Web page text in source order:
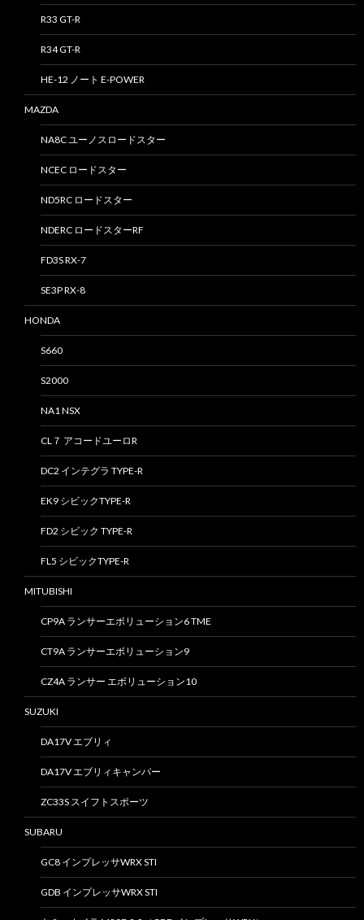
R33 GT-R
R34 GT-R
HE-12 ノート E-POWER
MAZDA
NA8C ユーノスロードスター
NCEC ロードスター
ND5RC ロードスター
NDERC ロードスターRF
FD3S RX-7
SE3P RX-8
HONDA
S660
S2000
NA1 NSX
CL７ アコードユーロR
DC2 インテグラ TYPE-R
EK9 シビックTYPE-R
FD2 シビック TYPE-R
FL5 シビックTYPE-R
MITUBISHI
CP9A ランサーエボリューション6 TME
CT9A ランサーエボリューション9
CZ4A ランサー エボリューション10
SUZUKI
DA17V エブリィ
DA17V エブリィキャンパー
ZC33S スイフトスポーツ
SUBARU
GC8 インプレッサWRX STI
GDB インプレッサWRX STI